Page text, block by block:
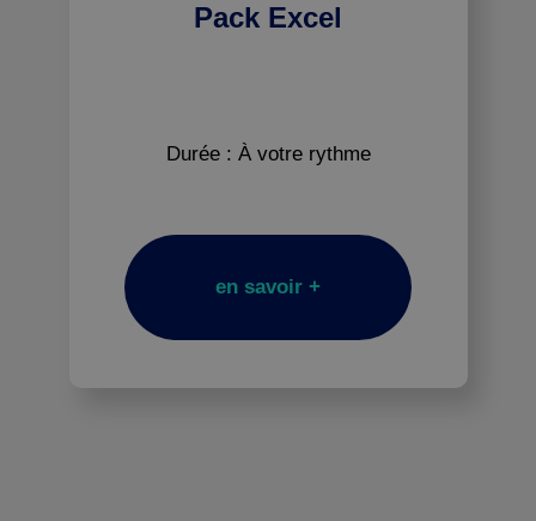
Pack Excel
Durée : À votre rythme
en savoir +